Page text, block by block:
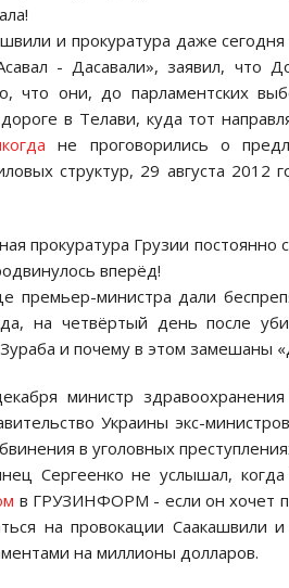
и прокуратура даже
- Дасавали», заявил, что
что они, до парламентских
в Телави, куда тот
не проговорились о
структур, 29 августа
прокуратура Грузии
вперёд!
премьер-министра дали
на четвёртый день после
и почему в этом замешаны
министр
Украины экс-
в уголовных
Сергеенко не услышал,
в ГРУЗИНФОРМ - если он хочет
на провокации Саакашвили
на миллионы долларов.